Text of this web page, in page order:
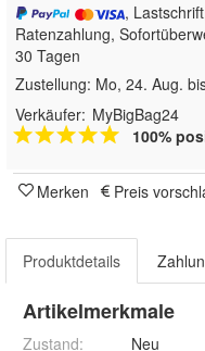
,
Ratenzahlung,
30 Tagen
Zustellung: Mo, 24. Aug.
Verkäufer: MyBigBag24
100%
Merken Preis
Produktdetails
Artikelmerkmale
Zustand:
Neu